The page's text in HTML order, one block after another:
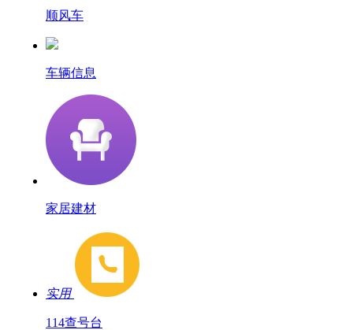
顺风车
车辆信息
家居建材
实用
114查号台